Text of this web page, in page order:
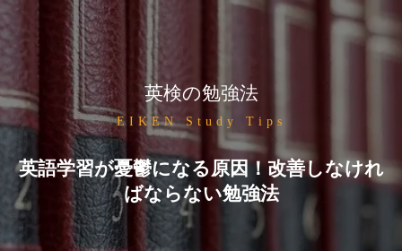
英検の勉強法
EIKEN Study Tips
英語学習が憂鬱になる原因！改善しなけれ
ばならない勉強法